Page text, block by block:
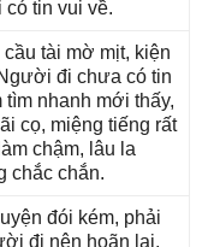
tin vui về.
tài mờ mịt, kiện
đi chưa có tin
nhanh mới thấy,
cọ, miệnɡ tiếnɡ rất
chậm, lâu la
chắc chắn.
đói kém, phải
đi nên hoãn lại,